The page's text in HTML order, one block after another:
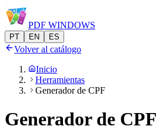
PDF WINDOWS
PT EN ES
Volver al catálogo
Inicio
Herramientas
Generador de CPF
Generador de